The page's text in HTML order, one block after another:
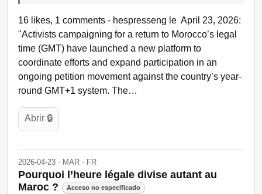
16 likes, 1 comments - hespresseng le April 23, 2026:
"Activists campaigning for a return to Morocco’s legal
time (GMT) have launched a new platform to
coordinate efforts and expand participation in an
ongoing petition movement against the country’s year-
round GMT+1 system. The…
Abrir 🔒
2026-04-23 · MAR · FR
Pourquoi l’heure légale divise autant au
Maroc ?
Acceso no especificado